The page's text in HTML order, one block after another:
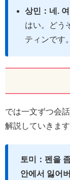
상민：네.
はい。どう
ティンです。
では一文ずつ会
解説していきます
토미：펜을
안에서 잃어